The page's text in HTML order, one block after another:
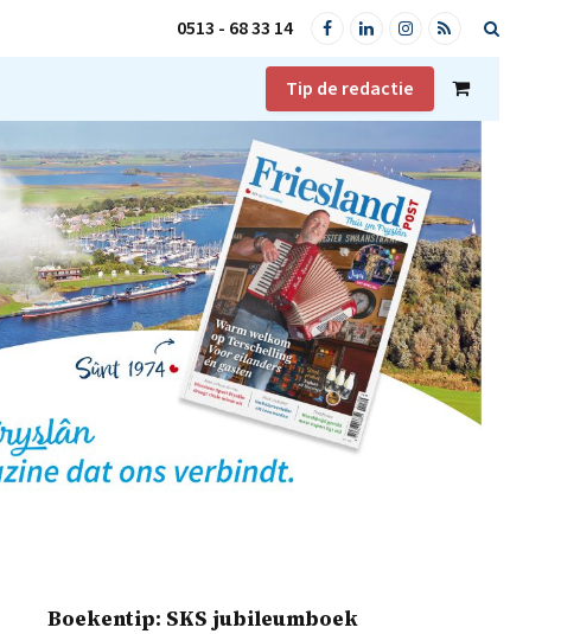
0513 - 68 33 14 FacebookLinkedInInstagram
RSS
Tip de redactie
Shopping
Cart
Boekentip: SKS jubileumboek